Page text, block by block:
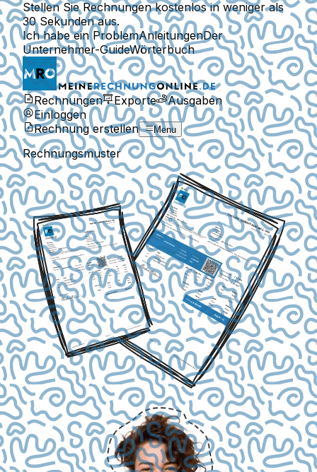
Stellen Sie Rechnungen kostenlos in weniger als
30 Sekunden aus.
Ich habe ein ProblemAnleitungenDer
Unternehmer-GuideWörterbuch
Rechnungen Exporte
Ausgaben
Einloggen
Rechnung erstellen
Menu
Rechnungsmuster